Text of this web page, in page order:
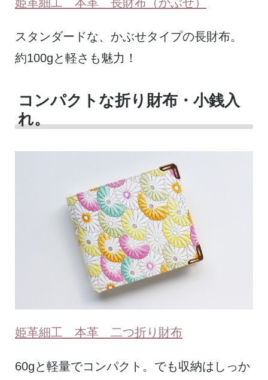
スタンダードな、かぶせタイプの長財布。
約100gと軽さも魅力！
コンパクトな折り財布・小銭入
れ。
姫革細工 本革 二つ折り財布
60gと軽量でコンパクト。でも収納はしっか